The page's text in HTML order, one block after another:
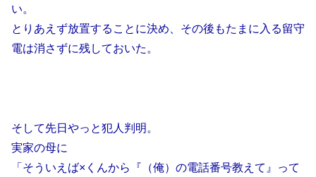
い。
とりあえず放置することに決め、その後もたまに入る留守
電は消さずに残しておいた。
そして先日やっと犯人判明。
実家の母に
「そういえば×くんから『（俺）の電話番号教えて』って